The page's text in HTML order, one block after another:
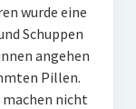
wurde eine
Schuppen
angehen
Pillen.
nicht